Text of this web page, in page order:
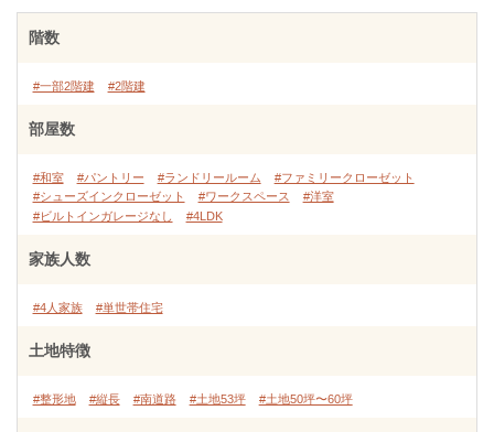
階数
#一部2階建 #2階建
部屋数
#和室 #パントリー #ランドリールーム
#ファミリークローゼット
#シューズインクローゼット
#ワークスペース
#洋室
#ビルトインガレージなし
#4LDK
家族人数
#4人家族 #単世帯住宅
土地特徴
#整形地 #縦長 #南道路 #土地53坪 #土地50坪〜60坪